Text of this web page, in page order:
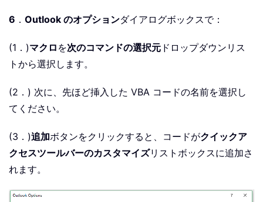
6 ． Outlook のオプションダイアログボックスで：
(1．)マクロ を次のコマンドの選択元 ドロップダウンリス
トから選択します。
(2．) 次に、先ほど挿入した VBA コードの名前を選択し
てください。
(3．)追加ボタンをクリックすると、コードがクイックア
クセスツールバーのカスタマイズリストボックスに追加さ
れます。